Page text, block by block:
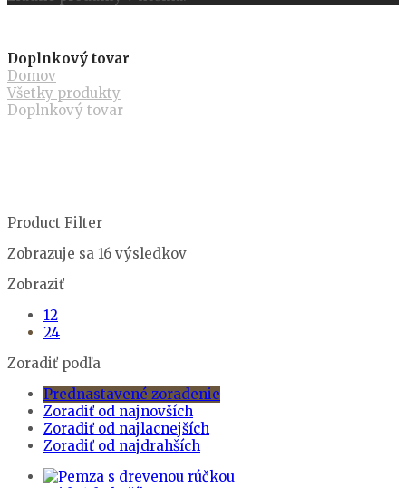
Doplnkový tovar
Domov
Všetky produkty
Doplnkový tovar
Product Filter
Zobrazuje sa 16 výsledkov
Zobraziť
12
24
Zoradiť podľa
Prednastavené zoradenie
Zoradiť od najnovších
Zoradiť od najlacnejších
Zoradiť od najdrahších